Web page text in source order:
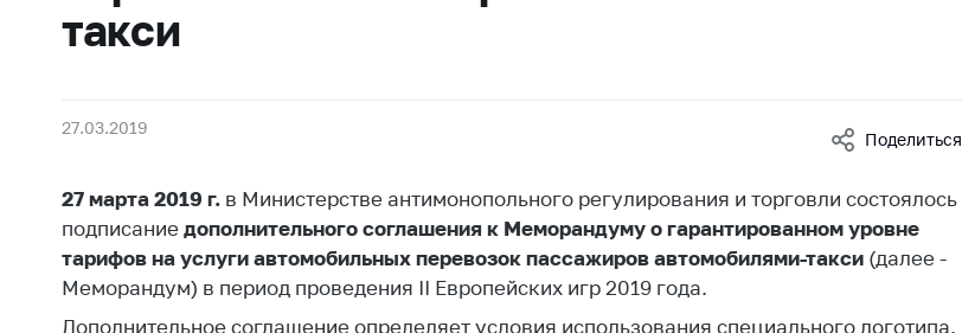
Награждения
Белорусская
Идеологическая
работа
Официальные
Горячая линия
Пресс-служба
Вышестоящий
такси
27.03.2019
Поделиться
27 марта 2019 г. в Министерстве антимонопольного регулирования и торговли состоялось
подписание дополнительного соглашения к Меморандуму о гарантированном уровне
тарифов на услуги автомобильных перевозок пассажиров автомобилями-такси (далее -
Меморандум) в период проведения II Европейских игр 2019 года.
Дополнительное соглашение определяет условия использования специального логотипа,